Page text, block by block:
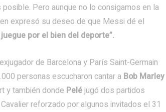
Pero aunque no lo consigamos en la
expresó su deseo de que Messi dé el
por el bien del deporte”.
de Barcelona y París Saint-Germain
personas escucharon cantar a Bob Marley
y también donde Peléjugó dos partidos
reforzado por algunos invitados el 31